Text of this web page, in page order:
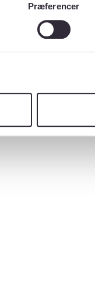
Præferencer